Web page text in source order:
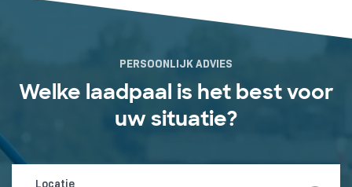
PERSOONLIJK ADVIES
Welke laadpaal is het best voor
uw situatie?